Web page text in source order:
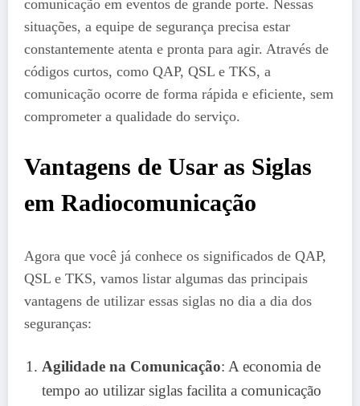
comunicação em eventos de grande porte. Nessas
situações, a equipe de segurança precisa estar
constantemente atenta e pronta para agir. Através de
códigos curtos, como QAP, QSL e TKS, a
comunicação ocorre de forma rápida e eficiente, sem
comprometer a qualidade do serviço.
Vantagens de Usar as Siglas
em Radiocomunicação
Agora que você já conhece os significados de QAP,
QSL e TKS, vamos listar algumas das principais
vantagens de utilizar essas siglas no dia a dia dos
seguranças:
Agilidade na Comunicação: A economia de
tempo ao utilizar siglas facilita a comunicação